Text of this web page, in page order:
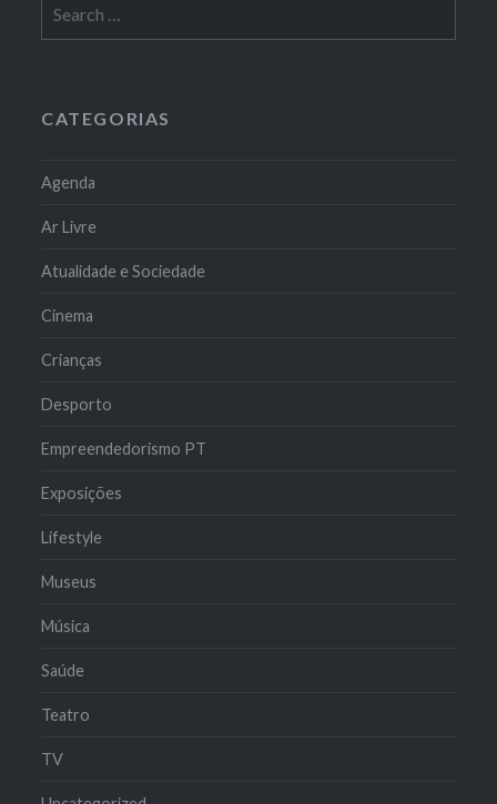
for:
CATEGORIAS
Agenda
Ar Livre
Atualidade e Sociedade
Cinema
Crianças
Desporto
Empreendedorismo PT
Exposições
Lifestyle
Museus
Música
Saúde
Teatro
TV